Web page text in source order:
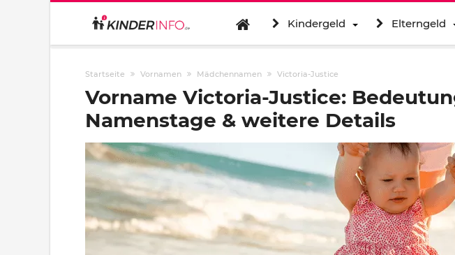
Kindergeld Elterngeld
Startseite Vornamen Mädchennamen Victoria-Justice
Vorname Victoria-Justice:
Namenstage & weitere Details